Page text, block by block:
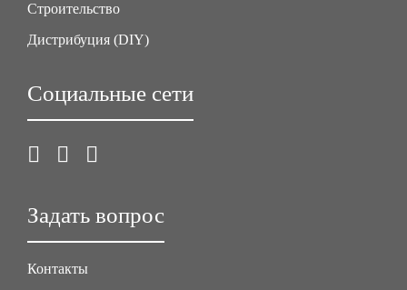
Строительство
Дистрибуция (DIY)
Социальные сети
Задать вопрос
Контакты